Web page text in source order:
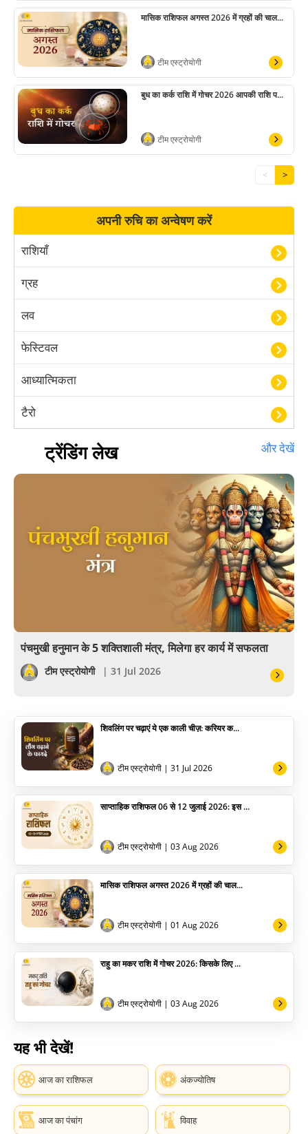
मासिक राशिफल अगस्त 2026 में ग्रहों की चाल...
टीम एस्ट्रोयोगी
बुध का कर्क राशि में गोचर 2026 आपकी राशि प...
टीम एस्ट्रोयोगी
< >
अपनी रुचि का अन्वेषण करें
राशियाँ
ग्रह
लव
फेस्टिवल
आध्यात्मिकता
टैरो
हस्तरेखा शास्त्र
बॉलीवुड
खेल
वास्तु
सेलिब्रिटी
योग
अन्य
ट्रेंडिंग लेख और देखें
पंचमुखी हनुमान के 5 शक्तिशाली मंत्र, मिलेगा हर कार्य में सफलता
टीम एस्ट्रोयोगी | 31 Jul 2026
शिवलिंग पर चढ़ाएं ये एक काली चीज़: करियर क...
टीम एस्ट्रोयोगी | 31 Jul 2026
साप्ताहिक राशिफल 06 से 12 जुलाई 2026: इस ...
टीम एस्ट्रोयोगी | 03 Aug 2026
मासिक राशिफल अगस्त 2026 में ग्रहों की चाल...
टीम एस्ट्रोयोगी | 01 Aug 2026
राहु का मकर राशि में गोचर 2026: किसके लिए ...
टीम एस्ट्रोयोगी | 03 Aug 2026
यह भी देखें!
आज का राशिफल अंकज्योतिष
आज का पंचांग विवाह